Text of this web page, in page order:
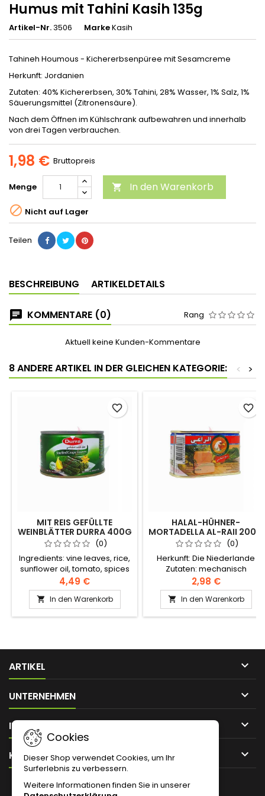
Humus mit Tahini Kasih 135g
Artikel-Nr.3506 MarkeKasih
Tahineh Houmous - Kichererbsenpüree mit Sesamcreme
Herkunft: Jordanien
Zutaten: 40% Kichererbsen, 30% Tahini, 28% Wasser, 1% Salz, 1%
Säuerungsmittel (Zitronensäure).
Nach dem Öffnen im Kühlschrank aufbewahren und innerhalb
von drei Tagen verbrauchen.
1,98 € Bruttopreis
Menge  In den Warenkorb
 Nicht auf Lager
Teilen
BESCHREIBUNG ARTIKELDETAILS
KOMMENTARE (0) Rang
Aktuell keine Kunden-Kommentare
8 ANDERE ARTIKEL IN DER GLEICHEN KATEGORIE: >
<
MIT REIS GEFÜLLTE
WEINBLÄTTER DURRA 400G
(0)
Ingredients: vine leaves, rice,
sunflower oil, tomato, spices
(parsley - mint - pepper -
onion), water, salt, citric acid
4,49 €
 In den Warenkorb
favorite_border
HALAL-HÜHNER-
MORTADELLA AL-RAII 200G
(0)
Herkunft: Die Niederlande
Zutaten: mechanisch
getrenntes Hühnerfleisch
(79%), Wasser, Weizenmehl,
Kräuter, dehydrierter
Glukosesirup, Kartoffelstärke,
2,98 €
 In den Warenkorb
favorite_border
ARTIKEL 
UNTERNEHMEN 
IHR KONTO 
KONTAKT 
Cookies
Dieser Shop verwendet Cookies, um Ihr
Surferlebnis zu verbessern.
Weitere Informationen finden Sie in unserer
NEWSLETTER